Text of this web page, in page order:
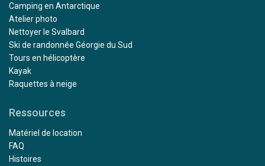
Camping en Antarctique
Atelier photo
Nettoyer le Svalbard
Ski de randonnée Géorgie du Sud
Tours en hélicoptère
Kayak
Raquettes à neige
Ressources
Matériel de location
FAQ
Histoires